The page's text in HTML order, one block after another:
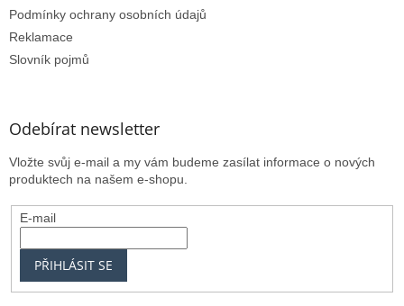
Podmínky ochrany osobních údajů
Reklamace
Slovník pojmů
Odebírat newsletter
Vložte svůj e-mail a my vám budeme zasílat informace o nových
produktech na našem e-shopu.
E-mail
PŘIHLÁSIT SE